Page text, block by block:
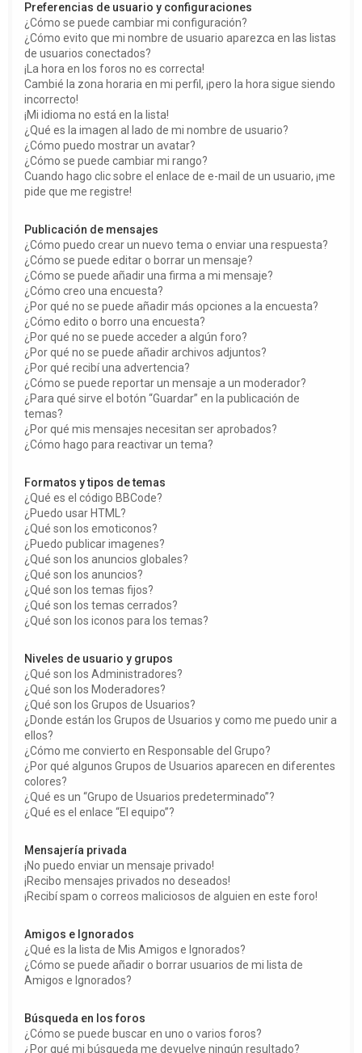
Preferencias de usuario y configuraciones
¿Cómo se puede cambiar mi configuración?
¿Cómo evito que mi nombre de usuario aparezca en las listas
de usuarios conectados?
¡La hora en los foros no es correcta!
Cambié la zona horaria en mi perfil, ¡pero la hora sigue siendo
incorrecto!
¡Mi idioma no está en la lista!
¿Qué es la imagen al lado de mi nombre de usuario?
¿Cómo puedo mostrar un avatar?
¿Cómo se puede cambiar mi rango?
Cuando hago clic sobre el enlace de e-mail de un usuario, ¡me
pide que me registre!
Publicación de mensajes
¿Cómo puedo crear un nuevo tema o enviar una respuesta?
¿Cómo se puede editar o borrar un mensaje?
¿Cómo se puede añadir una firma a mi mensaje?
¿Cómo creo una encuesta?
¿Por qué no se puede añadir más opciones a la encuesta?
¿Cómo edito o borro una encuesta?
¿Por qué no se puede acceder a algún foro?
¿Por qué no se puede añadir archivos adjuntos?
¿Por qué recibí una advertencia?
¿Cómo se puede reportar un mensaje a un moderador?
¿Para qué sirve el botón “Guardar” en la publicación de
temas?
¿Por qué mis mensajes necesitan ser aprobados?
¿Cómo hago para reactivar un tema?
Formatos y tipos de temas
¿Qué es el código BBCode?
¿Puedo usar HTML?
¿Qué son los emoticonos?
¿Puedo publicar imagenes?
¿Qué son los anuncios globales?
¿Qué son los anuncios?
¿Qué son los temas fijos?
¿Qué son los temas cerrados?
¿Qué son los iconos para los temas?
Niveles de usuario y grupos
¿Qué son los Administradores?
¿Qué son los Moderadores?
¿Qué son los Grupos de Usuarios?
¿Donde están los Grupos de Usuarios y como me puedo unir a
ellos?
¿Cómo me convierto en Responsable del Grupo?
¿Por qué algunos Grupos de Usuarios aparecen en diferentes
colores?
¿Qué es un “Grupo de Usuarios predeterminado”?
¿Qué es el enlace “El equipo”?
Mensajería privada
¡No puedo enviar un mensaje privado!
¡Recibo mensajes privados no deseados!
¡Recibí spam o correos maliciosos de alguien en este foro!
Amigos e Ignorados
¿Qué es la lista de Mis Amigos e Ignorados?
¿Cómo se puede añadir o borrar usuarios de mi lista de
Amigos e Ignorados?
Búsqueda en los foros
¿Cómo se puede buscar en uno o varios foros?
¿Por qué mi búsqueda me devuelve ningún resultado?